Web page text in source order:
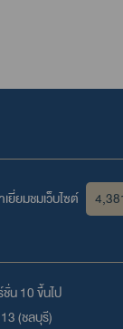
เยี่ยมชมเว็บไซต์
น 10 ขึ้นไป
(ชลบุรี)